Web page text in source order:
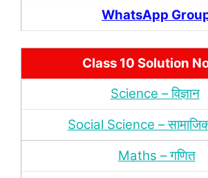
WhatsApp
Class 10 Solution
Science – विज्ञान
Social Science – सामाजिक
Maths – गणित